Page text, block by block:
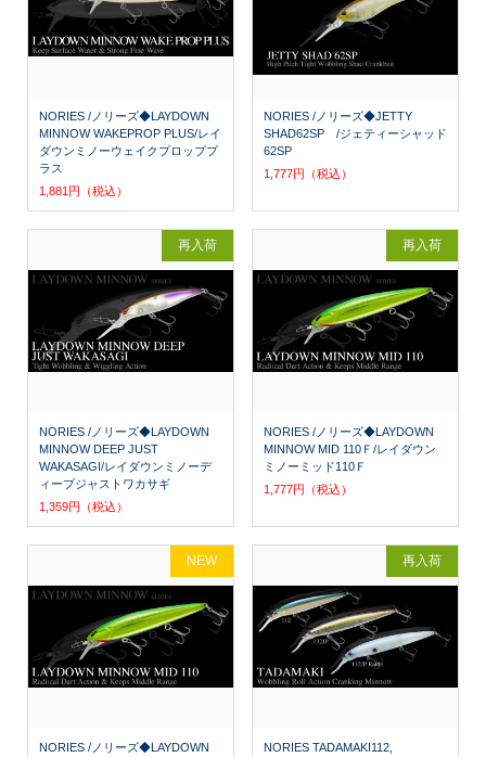
NORIES /ノリーズ◆LAYDOWN
MINNOW WAKEPROP PLUS/レイ
ダウンミノーウェイクプロッププ
ラス
1,881円（税込）
NORIES /ノリーズ◆JETTY
SHAD62SP /ジェティーシャッド
62SP
1,777円（税込）
NORIES /ノリーズ◆LAYDOWN
MINNOW DEEP JUST
WAKASAGI/レイダウンミノーデ
ィープジャストワカサギ
1,359円（税込）
再入荷
NORIES /ノリーズ◆LAYDOWN
MINNOW MID 110Ｆ/レイダウン
ミノーミッド110Ｆ
1,777円（税込）
再入荷
NORIES /ノリーズ◆LAYDOWN
NEW
NORIES TADAMAKI112,
再入荷